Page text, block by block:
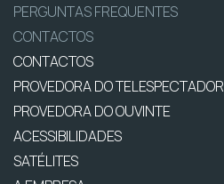
PERGUNTAS FREQUENTES
CONTACTOS
CONTACTOS
PROVEDORA DO TELESPECTADOR
PROVEDORA DO OUVINTE
ACESSIBILIDADES
SATÉLITES